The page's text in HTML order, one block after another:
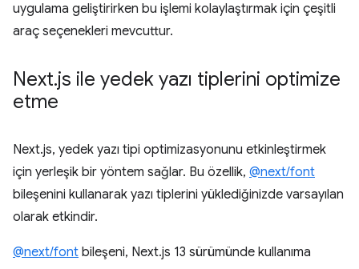
uygulama geliştirirken bu işlemi kolaylaştırmak için çeşitli
araç seçenekleri mevcuttur.
Next.js ile yedek yazı tiplerini optimize
etme
Next.js, yedek yazı tipi optimizasyonunu etkinleştirmek
için yerleşik bir yöntem sağlar. Bu özellik, @next/font
bileşenini kullanarak yazı tiplerini yüklediğinizde varsayılan
olarak etkindir.
@next/font bileşeni, Next.js 13 sürümünde kullanıma